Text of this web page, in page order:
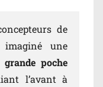
de
imaginé une
grande poche
l’avant à